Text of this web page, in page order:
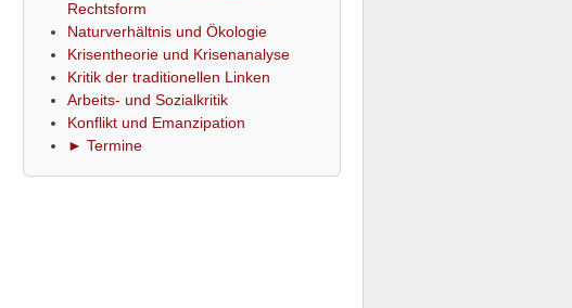
Rechtsform
Naturverhältnis und Ökologie
Krisentheorie und Krisenanalyse
Kritik der traditionellen Linken
Arbeits- und Sozialkritik
Konflikt und Emanzipation
► Termine